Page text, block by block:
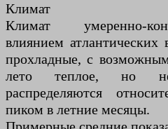
Климат
Климат умеренно-
влиянием
прохладные, с
лето теплое, но
распределяются
пиком в летние месяцы.